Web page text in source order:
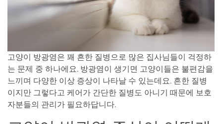
고양이 방광염은 꽤 흔한 질병으로 많은 집사님들이 걱정하
는 문제 중 하나에요. 방광염이 생기면 고양이들은 불편감을
느끼며 다양한 이상 증상이 나타날 수 있는데요. 흔한 질병
이지만 그렇다고 케어가 간단한 질병도 아니기 때문에 보호
자분들의 관리가 필요하답니다.